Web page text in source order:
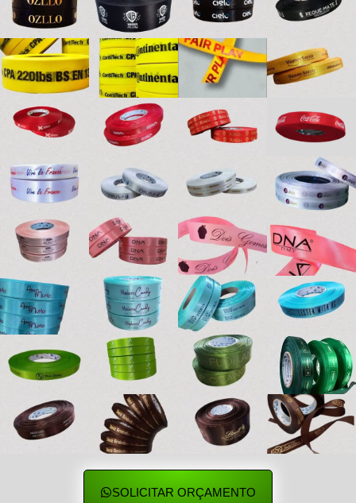
SOLICITAR ORÇAMENTO